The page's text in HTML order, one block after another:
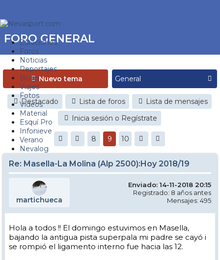
Estaciones
Foros
Noticias
Reportajes
Blogs
Viajes
Fotos
Videos
Material
Esquí Pro
Infonieve
Verano
Nevalog
FORO GENERAL
Nuevo tema
Destacado Lista de foros
Lista de mensajes
Inicia sesión o Regístrate
8 9 10
Re: Masella-La Molina (Alp 2500):Hoy 2018/19
martichueca
Enviado: 14-11-2018 20:15
Registrado: 8 años antes
Mensajes: 495
Hola a todos !! El domingo estuvimos en Masella,
bajando la antigua pista superpala mi padre se cayó i
se rompió el ligamento interno fue hacia las 12.